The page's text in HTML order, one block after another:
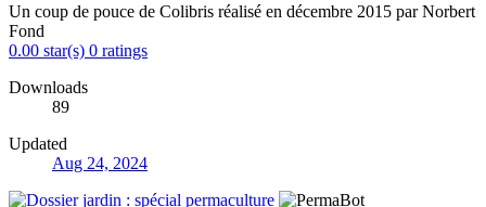
Un coup de pouce de Colibris réalisé en décembre 2015 par Norbert
Fond
0.00 star(s) 0 ratings
Downloads
89
Updated
Aug 24, 2024